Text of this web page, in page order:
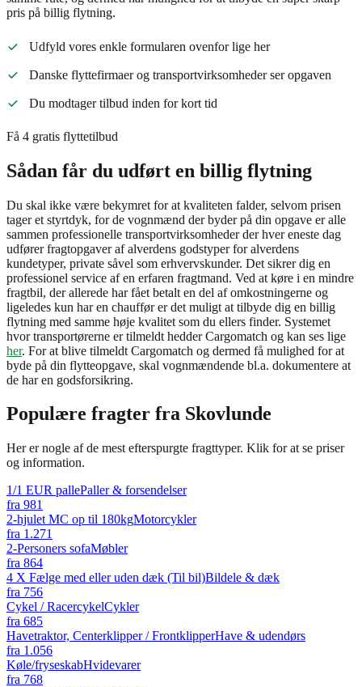
pris på billig flytning.
Udfyld vores enkle formularen ovenfor lige her
Danske flyttefirmaer og transportvirksomheder ser opgaven
Du modtager tilbud inden for kort tid
Få 4 gratis flyttetilbud
Sådan får du udført en billig flytning
Du skal ikke være bekymret for at kvaliteten falder, selvom prisen
tager et styrtdyk, for de vognmænd der byder på din opgave er alle
sammen professionelle transportvirksomheder der hver eneste dag
udfører fragtopgaver af alverdens godstyper for alverdens
kundetyper, private såvel som erhvervskunder. Det sikrer dig en
professionel service af en erfaren fragtmand. Ved at køre i en mindre
fragtbil, der allerede har fået betalt en del af omkostningerne og
ligeledes kun har en chauffør er det muligt at tilbyde dig en billig
flytning med samme høje kvalitet som du ellers finder. Systemet
hvor transportørerne er tilmeldt hedder Cargomatch og kan ses lige
her. For at blive tilmeldt Cargomatch og dermed få mulighed for at
byde på din flytteopgave, skal vognmændende bl.a. dokumentere at
de har en godsforsikring.
Populære fragter fra Skovlunde
Her er nogle af de mest efterspurgte fragttyper. Klik for at se priser
og information.
1/1 EUR pallePaller & forsendelser
fra 981
2-hjulet MC op til 180kgMotorcykler
fra 1.271
2-Personers sofaMøbler
fra 864
4 X Fælge med eller uden dæk (Til bil)Bildele & dæk
fra 756
Cykel / RacercykelCykler
fra 685
Havetraktor, Centerklipper / FrontklipperHave & udendørs
fra 1.056
Køle/fryseskabHvidevarer
fra 768